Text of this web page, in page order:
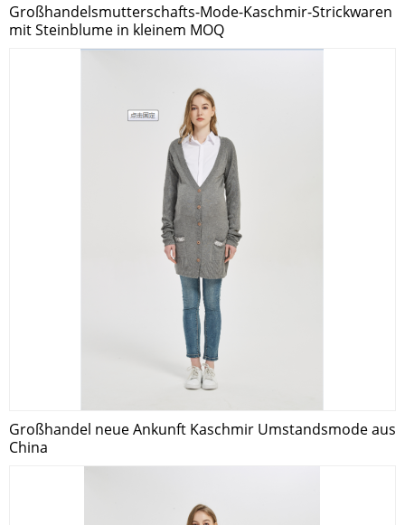
Großhandelsmutterschafts-Mode-Kaschmir-Strickwaren
mit Steinblume in kleinem MOQ
Großhandel neue Ankunft Kaschmir Umstandsmode aus
China